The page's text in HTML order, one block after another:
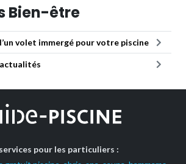
Bien-être
volet immergé pour votre piscine
pour les particuliers :